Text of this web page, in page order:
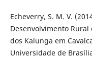
Echeverry, S. M. V.
Desenvolvimento
dos Kalunga em
Universidade de